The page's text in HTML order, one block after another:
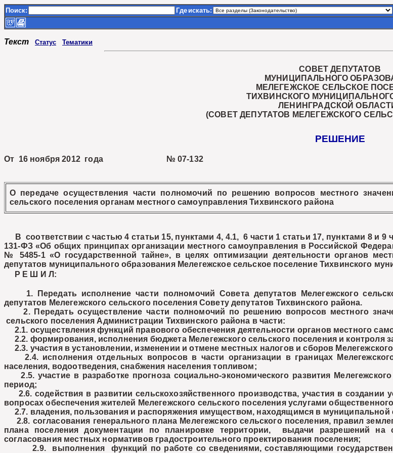
Поиск: Где искать:
Текст Статус Тематики
СОВЕТ ДЕПУТАТОВ
МУНИЦИПАЛЬНОГО
МЕЛЕГЕЖСКОЕ СЕЛЬСКОЕ
ТИХВИНСКОГО
ЛЕНИНГРАДСКОЙ
(СОВЕТ ДЕПУТАТОВ МЕЛЕГЕЖСКОГО
РЕШЕНИЕ
От 16 ноября 2012 года № 07-132
О передаче осуществления части полномочий по решению вопросов местного
сельского поселения органам местного самоуправления Тихвинского района
В соответствии с частью 4 статьи 15, пунктами 4, 4.1, 6 части 1 статьи 17, пунктами 8 и
131-ФЗ «Об общих принципах организации местного самоуправления в Российской
№ 5485-1 «О государственной тайне», в целях оптимизации деятельности органов
депутатов муниципального образования Мелегежское сельское поселение Тихвинского
Р Е Ш И Л:
1. Передать исполнение части полномочий Совета депутатов Мелегежского
депутатов Мелегежского сельского поселения Совету депутатов Тихвинского района.
2. Передать осуществление части полномочий по решению вопросов местного
сельского поселения Администрации Тихвинского района в части:
2.1. осуществления функций правового обеспечения деятельности органов местного
2.2. формирования, исполнения бюджета Мелегежского сельского поселения и контроля
2.3. участия в установлении, изменении и отмене местных налогов и сборов
2.4. исполнения отдельных вопросов в части организации в границах
населения, водоотведения, снабжения населения топливом;
2.5. участие в разработке прогноза социально-экономического развития
период;
2.6. содействия в развитии сельскохозяйственного производства, участия в создании
вопросах обеспечения жителей Мелегежского сельского поселения услугами
2.7. владения, пользования и распоряжения имуществом, находящимся в муниципальной
2.8. согласования генерального плана Мелегежского сельского поселения, правил
плана поселения документации по планировке территории, выдачи разрешений на
согласования местных нормативов градостроительного проектирования поселения;
2.9. выполнения функций по работе со сведениями, составляющими